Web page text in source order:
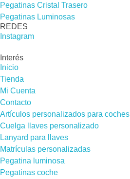
Pegatinas Cristal Trasero
Pegatinas Luminosas
REDES​
Instagram
Interés
Inicio
Tienda
Mi Cuenta
Contacto
Artículos personalizados para coches
Cuelga llaves personalizado
Lanyard para llaves
Matrículas personalizadas
Pegatina luminosa
Pegatinas coche